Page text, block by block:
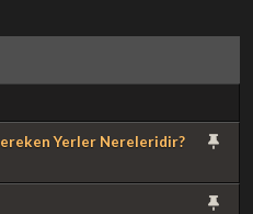
Yerler Nereleridir?